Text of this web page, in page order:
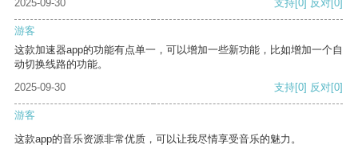
2025-09-30
支持[0] 反对[0]
游客
这款加速器app的功能有点单一，可以增加一些新功能，比如增加一个自
动切换线路的功能。
2025-09-30
支持[0] 反对[0]
游客
这款app的音乐资源非常优质，可以让我尽情享受音乐的魅力。